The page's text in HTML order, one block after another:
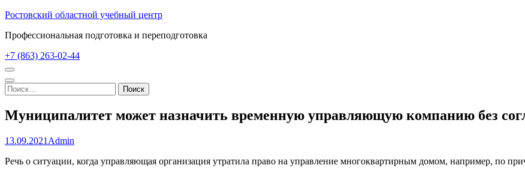
Перейти
содержимому
Enter)
Ростовский областной учебный центр
Профессиональная подготовка и переподготовка
+7 (863) 263-02-44
Найти:
Муниципалитет может назначить временную управляющую компанию без
13.09.2021 Admin
Речь о ситуации, когда управляющая организация утратила право на управление многоквартирным домом, например, по